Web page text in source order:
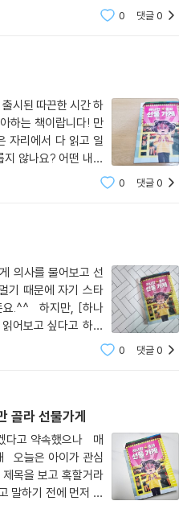
0 댓글0
개미의
0 댓글0
0 댓글0
골라 선물가게
고 약속했으나 매